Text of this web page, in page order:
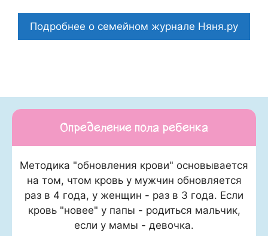
Подробнее о семейном журнале Няня.ру
Определение пола ребенка
Методика "обновления крови" основывается
на том, чтом кровь у мужчин обновляется
раз в 4 года, у женщин - раз в 3 года. Если
кровь "новее" у папы - родиться мальчик,
если у мамы - девочка.